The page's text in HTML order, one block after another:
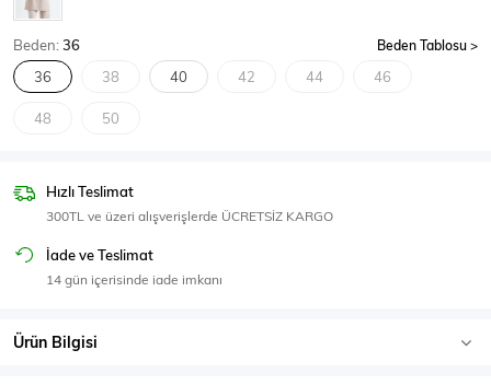
Eşofman Üstü
Beden:36 Beden Tablosu
36 38 40 42 44 46
48 50
Hızlı Teslimat
300TL ve üzeri alışverişlerde ÜCRETSİZ KARGO
İade ve Teslimat
14 gün içerisinde iade imkanı
Ürün Bilgisi